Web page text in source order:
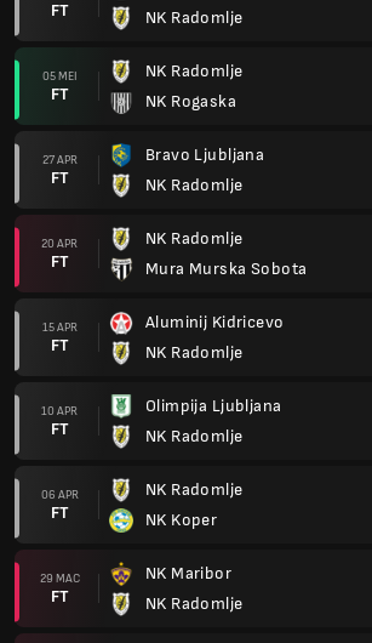
FT
NK Radomlje
05 MEI
FT
NK Radomlje
NK Rogaska
27 APR
FT
Bravo Ljubljana
NK Radomlje
20 APR
FT
NK Radomlje
Mura Murska Sobota
15 APR
FT
Aluminij Kidricevo
NK Radomlje
10 APR
FT
Olimpija Ljubljana
NK Radomlje
06 APR
FT
NK Radomlje
NK Koper
29 MAC
FT
NK Maribor
NK Radomlje